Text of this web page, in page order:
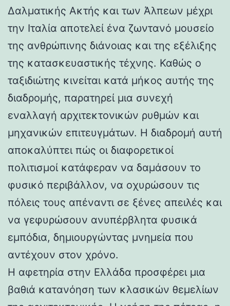
Δαλματικής Ακτής και των Άλπεων μέχρι
την Ιταλία αποτελεί ένα ζωντανό μουσείο
της ανθρώπινης διάνοιας και της εξέλιξης
της κατασκευαστικής τέχνης. Καθώς ο
ταξιδιώτης κινείται κατά μήκος αυτής της
διαδρομής, παρατηρεί μια συνεχή
εναλλαγή αρχιτεκτονικών ρυθμών και
μηχανικών επιτευγμάτων. Η διαδρομή αυτή
αποκαλύπτει πώς οι διαφορετικοί
πολιτισμοί κατάφεραν να δαμάσουν το
φυσικό περιβάλλον, να οχυρώσουν τις
πόλεις τους απέναντι σε ξένες απειλές και
να γεφυρώσουν ανυπέρβλητα φυσικά
εμπόδια, δημιουργώντας μνημεία που
αντέχουν στον χρόνο.
Η αφετηρία στην Ελλάδα προσφέρει μια
βαθιά κατανόηση των κλασικών θεμελίων